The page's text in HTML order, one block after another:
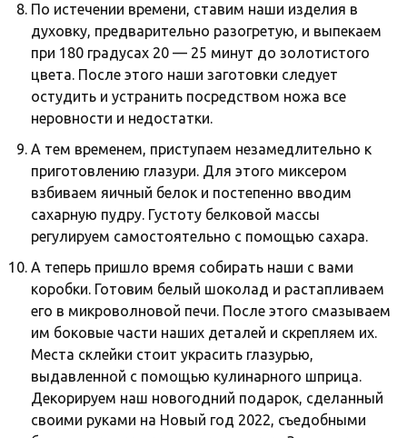
По истечении времени, ставим наши изделия в
духовку, предварительно разогретую, и выпекаем
при 180 градусах 20 — 25 минут до золотистого
цвета. После этого наши заготовки следует
остудить и устранить посредством ножа все
неровности и недостатки.
А тем временем, приступаем незамедлительно к
приготовлению глазури. Для этого миксером
взбиваем яичный белок и постепенно вводим
сахарную пудру. Густоту белковой массы
регулируем самостоятельно с помощью сахара.
А теперь пришло время собирать наши с вами
коробки. Готовим белый шоколад и растапливаем
его в микроволновой печи. После этого смазываем
им боковые части наших деталей и скрепляем их.
Места склейки стоит украсить глазурью,
выдавленной с помощью кулинарного шприца.
Декорируем наш новогодний подарок, сделанный
своими руками на Новый год 2022, съедобными